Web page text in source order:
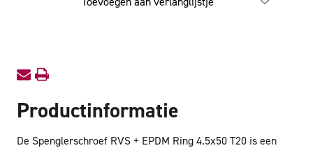
Productinformatie
De Spenglerschroef RVS + EPDM Ring 4.5x50 T20 is een